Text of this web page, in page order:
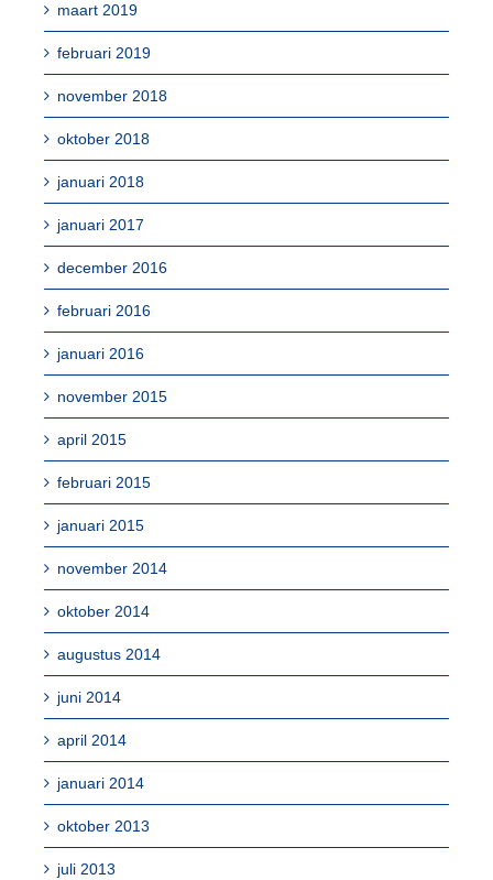
maart 2019
februari 2019
november 2018
oktober 2018
januari 2018
januari 2017
december 2016
februari 2016
januari 2016
november 2015
april 2015
februari 2015
januari 2015
november 2014
oktober 2014
augustus 2014
juni 2014
april 2014
januari 2014
oktober 2013
juli 2013